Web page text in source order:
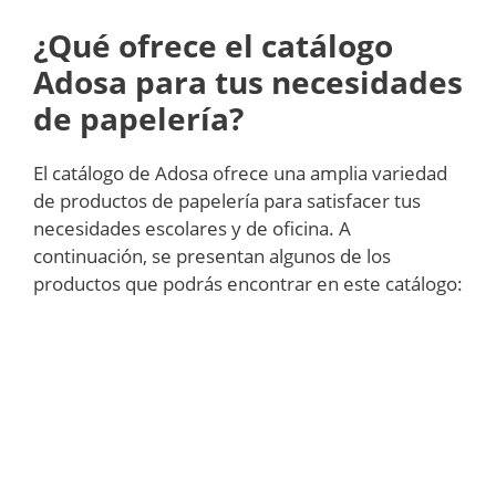
¿Qué ofrece el catálogo
Adosa para tus necesidades
de papelería?
El catálogo de Adosa ofrece una amplia variedad
de productos de papelería para satisfacer tus
necesidades escolares y de oficina. A
continuación, se presentan algunos de los
productos que podrás encontrar en este catálogo: